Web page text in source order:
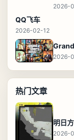
2026-
QQ飞车
2026-02-12
2026-
热门文章
2026-